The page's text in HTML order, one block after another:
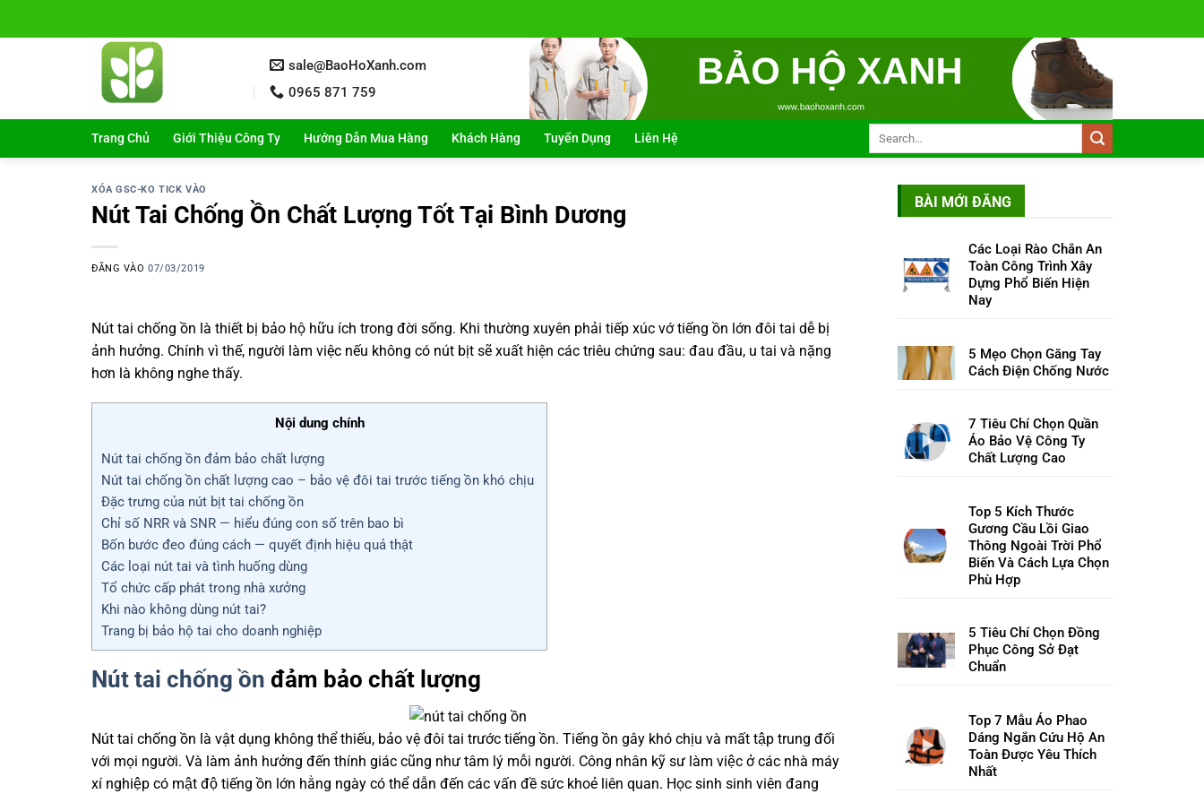
sale@BaoHoXanh.com
0965 871 759
Trang Chủ Giới Thiệu Công Ty Hướng Dẫn Mua Hàng Khách Hàng Tuyển Dụng Liên Hệ
XÓA GSC-KO TICK VÀO
Nút Tai Chống Ồn Chất Lượng Tốt Tại Bình Dương
ĐĂNG VÀO07/03/2019
Nút tai chống ồn là thiết bị bảo hộ hữu ích trong đời sống. Khi thường xuyên phải tiếp xúc vớ tiếng ồn lớn đôi tai dễ bị
ảnh hưởng. Chính vì thế, người làm việc nếu không có nút bịt sẽ xuất hiện các triêu chứng sau: đau đầu, u tai và nặng
hơn là không nghe thấy.
Nội dung chính
Nút tai chống ồn đảm bảo chất lượng
Nút tai chống ồn chất lượng cao – bảo vệ đôi tai trước tiếng ồn khó chịu
Đặc trưng của nút bịt tai chống ồn
Chỉ số NRR và SNR — hiểu đúng con số trên bao bì
Bốn bước đeo đúng cách — quyết định hiệu quả thật
Các loại nút tai và tình huống dùng
Tổ chức cấp phát trong nhà xưởng
Khi nào không dùng nút tai?
Trang bị bảo hộ tai cho doanh nghiệp
Nút tai chống ồn đảm bảo chất lượng
Nút tai chống ồn là vật dụng không thể thiếu, bảo vệ đôi tai trước tiếng ồn. Tiếng ồn gây khó chịu và mất tập trung đối
với mọi người. Và làm ảnh hưởng đến thính giác cũng như tâm lý mỗi người. Công nhân kỹ sư làm việc ở các nhà máy
xí nghiệp có mật độ tiếng ồn lớn hằng ngày có thể dẫn đến các vấn đề sức khoẻ liên quan. Học sinh sinh viên đang
BÀI MỚI ĐĂNG
Các Loại Rào Chắn An
Toàn Công Trình Xây
Dựng Phổ Biến Hiện
Nay
5 Mẹo Chọn Găng Tay
Cách Điện Chống Nước
7 Tiêu Chí Chọn Quần
Áo Bảo Vệ Công Ty
Chất Lượng Cao
Top 5 Kích Thước
Gương Cầu Lồi Giao
Thông Ngoài Trời Phổ
Biến Và Cách Lựa Chọn
Phù Hợp
5 Tiêu Chí Chọn Đồng
Phục Công Sở Đạt
Chuẩn
Top 7 Mẫu Áo Phao
Dáng Ngắn Cứu Hộ An
Toàn Được Yêu Thích
Nhất